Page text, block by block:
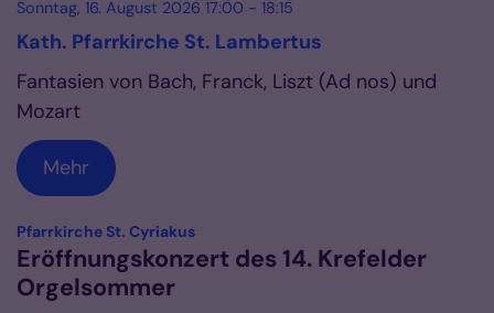
Sonntag, 16. August 2026 17:00 - 18:15
Kath. Pfarrkirche St. Lambertus
Fantasien von Bach, Franck, Liszt (Ad nos) und
Mozart
Mehr
Pfarrkirche St. Cyriakus:
Eröffnungskonzert des 14. Krefelder
Orgelsommer